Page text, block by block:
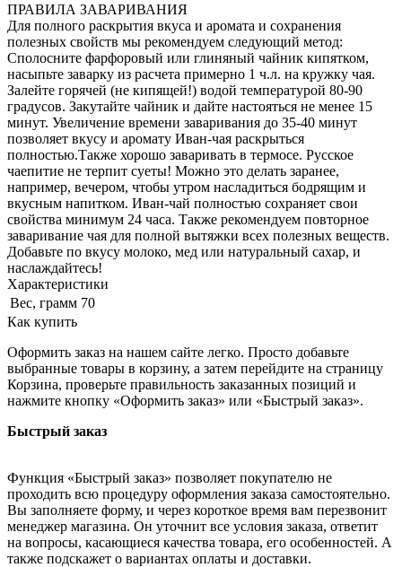
ПРАВИЛА ЗАВАРИВАНИЯ
Для полного раскрытия вкуса и аромата и сохранения
полезных свойств мы рекомендуем следующий метод:
Сполосните фарфоровый или глиняный чайник кипятком,
насыпьте заварку из расчета примерно 1 ч.л. на кружку чая.
Залейте горячей (не кипящей!) водой температурой 80-90
градусов. Закутайте чайник и дайте настояться не менее 15
минут. Увеличение времени заваривания до 35-40 минут
позволяет вкусу и аромату Иван-чая раскрыться
полностью.Также хорошо заваривать в термосе. Русское
чаепитие не терпит суеты! Можно это делать заранее,
например, вечером, чтобы утром насладиться бодрящим и
вкусным напитком. Иван-чай полностью сохраняет свои
свойства минимум 24 часа. Также рекомендуем повторное
заваривание чая для полной вытяжки всех полезных веществ.
Добавьте по вкусу молоко, мед или натуральный сахар, и
наслаждайтесь!
Характеристики
Вес, грамм 70
Как купить
Оформить заказ на нашем сайте легко. Просто добавьте
выбранные товары в корзину, а затем перейдите на страницу
Корзина, проверьте правильность заказанных позиций и
нажмите кнопку «Оформить заказ» или «Быстрый заказ».
Быстрый заказ
Функция «Быстрый заказ» позволяет покупателю не
проходить всю процедуру оформления заказа самостоятельно.
Вы заполняете форму, и через короткое время вам перезвонит
менеджер магазина. Он уточнит все условия заказа, ответит
на вопросы, касающиеся качества товара, его особенностей. А
также подскажет о вариантах оплаты и доставки.